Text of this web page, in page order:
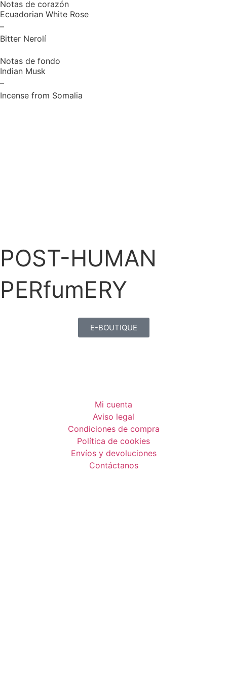
Notas de corazón
Ecuadorian White Rose
–
Bitter Nerolí
Notas de fondo
Indian Musk
–
Incense from Somalia
POST-HUMAN
PERfumERY
E-BOUTIQUE
Mi cuenta
Aviso legal
Condiciones de compra
Política de cookies
Envíos y devoluciones
Contáctanos